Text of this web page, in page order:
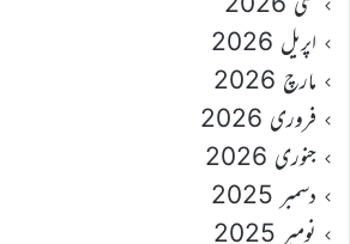
اپریل 2026
مارچ 2026
فروری 2026
جنوری 2026
دسمبر 2025
نومبر 2025